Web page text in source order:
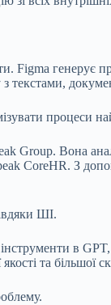
Figma
текстами,
процеси
Вона
CoreHR. З
ШІ.
в
та більшої